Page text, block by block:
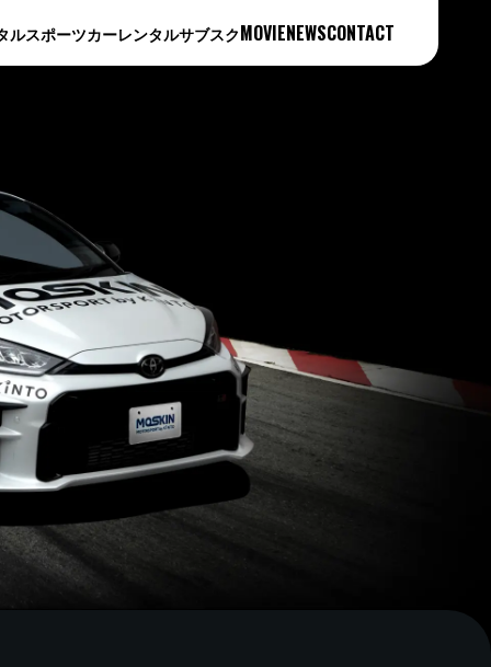
ルスポーツカーレンタルサブスクMOVIENEWSCONTACT